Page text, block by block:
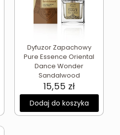
Dyfuzor Zapachowy
Pure Essence Oriental
Dance Wonder
Sandalwood
15,55 zł
Dodaj do koszyka